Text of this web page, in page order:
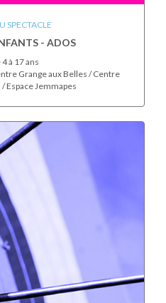
SPECTACLE
- ADOS
4 à 17 ans
Grange aux Belles / Centre
Espace Jemmapes